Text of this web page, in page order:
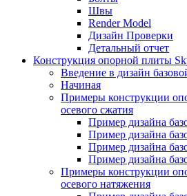
Швы
Render Model
Дизайн Проверки
Детальный отчет
Конструкция опорной плиты
Введение в дизайн
Начиная
Примеры конструкции
осевого сжатия
Пример дизайна
Пример дизайна
Пример дизайна
Пример дизайна
Примеры конструкции
осевого натяжения